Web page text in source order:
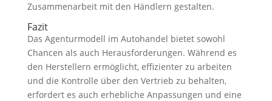
Zusammenarbeit mit den Händlern gestalten.
Fazit
Das Agenturmodell im Autohandel bietet sowohl
Chancen als auch Herausforderungen. Während es
den Herstellern ermöglicht, effizienter zu arbeiten
und die Kontrolle über den Vertrieb zu behalten,
erfordert es auch erhebliche Anpassungen und eine